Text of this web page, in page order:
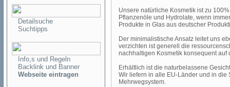
Detailsuche
Suchtipps
Info,s und Regeln
Backlink und Banner
Webseite eintragen
Unsere natürliche Kosmetik ist zu
Pflanzenöle und Hydrolate, wenn
Produkte in Glas aus deutscher
Der minimalistische Ansatz leitet uns
verzichten ist generell die
nachhaltigen Kosmetik konsequent auf
Erhältlich ist die naturbelassene
Wir liefern in alle EU-Länder und in die
Mehrwegsystem.